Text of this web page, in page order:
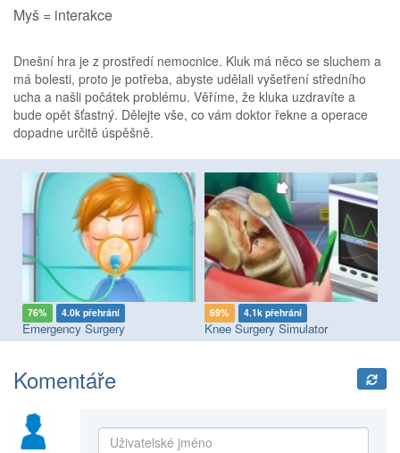
Myš = interakce
Dnešní hra je z prostředí nemocnice. Kluk má něco se sluchem a
má bolesti, proto je potřeba, abyste udělali vyšetření středního
ucha a našli počátek problému. Věříme, že kluka uzdravíte a
bude opět šťastný. Dělejte vše, co vám doktor řekne a operace
dopadne určitě úspěšně.
76% 4.0k přehrání
Emergency Surgery
69% 4.1k přehrání
Knee Surgery Simulator
Komentáře